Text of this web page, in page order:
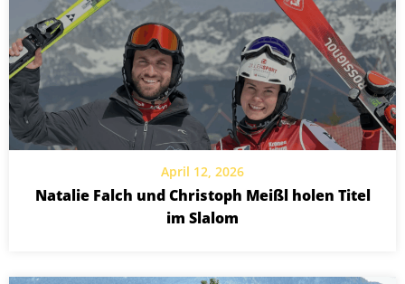
April 12, 2026
Natalie Falch und Christoph Meißl holen Titel
im Slalom